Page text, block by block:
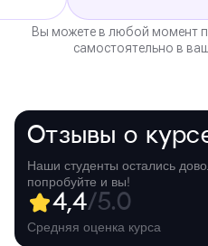
Вы можете в любой момент
самостоятельно в
Отзывы о
Наши студенты остались
попробуйте и вы!
4,4/5.0
Средняя оценка курса